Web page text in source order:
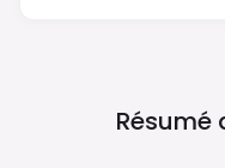
Résumé